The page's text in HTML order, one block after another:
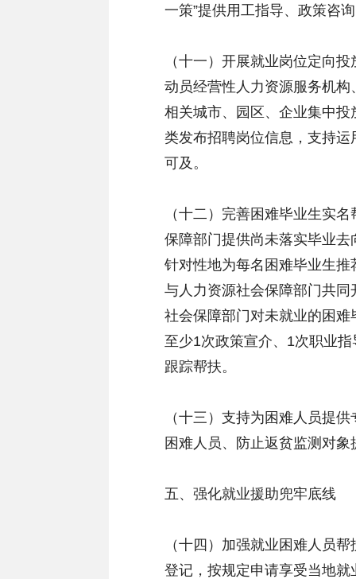
一策”提供用工指导、政策咨
（十一）开展就业岗位定向
动员经营性人力资源服务机
相关城市、园区、企业集中投
类发布招聘岗位信息，支持
可及。
（十二）完善困难毕业生实
保障部门提供尚未落实毕业去
针对性地为每名困难毕业生
与人力资源社会保障部门共
社会保障部门对未就业的困难
至少1次政策宣介、1次职业
跟踪帮扶。
（十三）支持为困难人员提
困难人员、防止返贫监测对
五、强化就业援助兜牢底线
（十四）加强就业困难人员
登记，按规定申请享受当地